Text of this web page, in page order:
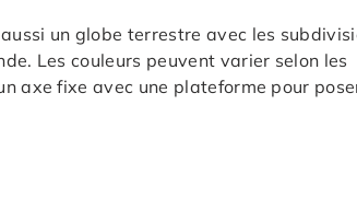
un globe terrestre avec les
Les couleurs peuvent varier selon les
axe fixe avec une plateforme pour